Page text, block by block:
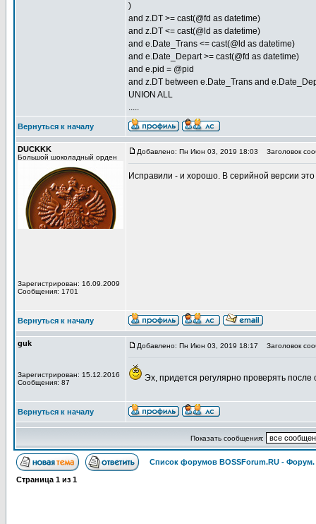
)
and z.DT >= cast(@fd as datetime)
and z.DT <= cast(@ld as datetime)
and e.Date_Trans <= cast(@ld as datetime)
and e.Date_Depart >= cast(@fd as datetime)
and e.pid = @pid
and z.DT between e.Date_Trans and
UNION ALL
.....
Вернуться к началу
DUCKKK
Большой шоколадный орден
Зарегистрирован: 16.09.2009
Сообщения: 1701
Добавлено: Пн Июн 03, 2019 18:03 Заголовок
Исправили - и хорошо. В серийной версии
Вернуться к началу
guk
Зарегистрирован: 15.12.2016
Сообщения: 87
Добавлено: Пн Июн 03, 2019 18:17 Заголовок
Эх, придется регулярно проверять после
Вернуться к началу
Показать сообщения:
Список форумов BOSSForum.RU -
Страница 1 из 1